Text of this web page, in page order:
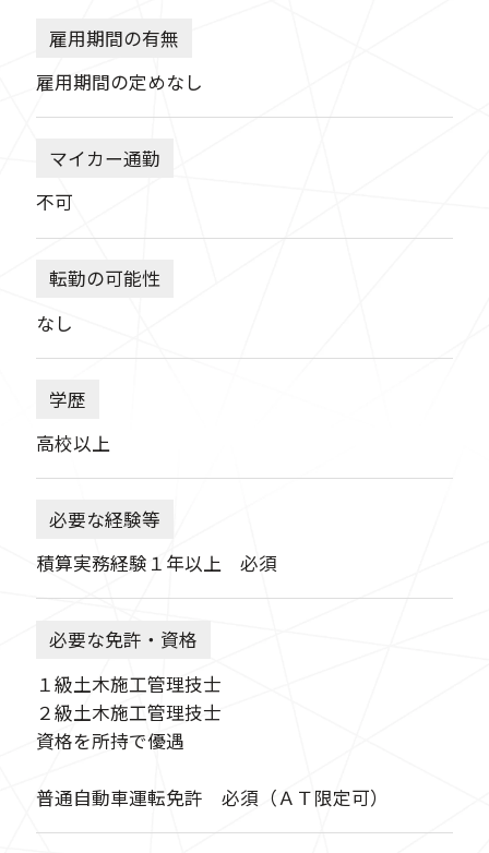
雇用期間の有無
雇用期間の定めなし
マイカー通勤
不可
転勤の可能性
なし
学歴
高校以上
必要な経験等
積算実務経験１年以上 必須
必要な免許・資格
１級土木施工管理技士
２級土木施工管理技士
資格を所持で優遇
普通自動車運転免許 必須（ＡＴ限定可）